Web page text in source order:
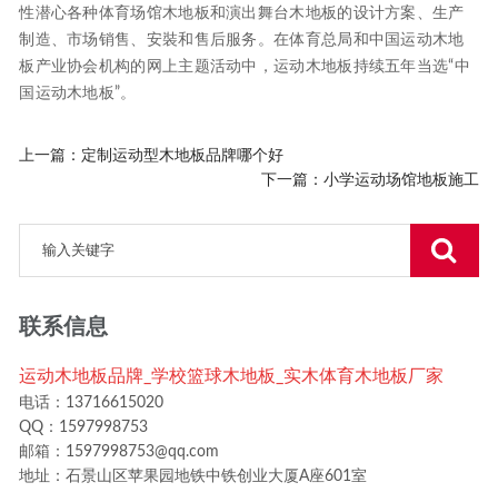
性潜心各种体育场馆木地板和演出舞台木地板的设计方案、生产
制造、市场销售、安裝和售后服务。在体育总局和中国运动木地
板产业协会机构的网上主题活动中，运动木地板持续五年当选“中
国运动木地板”。
上一篇： 定制运动型木地板品牌哪个好
下一篇： 小学运动场馆地板施工
联系信息
运动木地板品牌_学校篮球木地板_实木体育木地板厂家
电话：13716615020
QQ：1597998753
邮箱：1597998753@qq.com
地址：石景山区苹果园地铁中铁创业大厦A座601室